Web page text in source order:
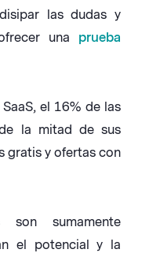
las dudas y
una prueba
el 16% de las
la mitad de sus
gratis y ofertas con
son sumamente
el potencial y la